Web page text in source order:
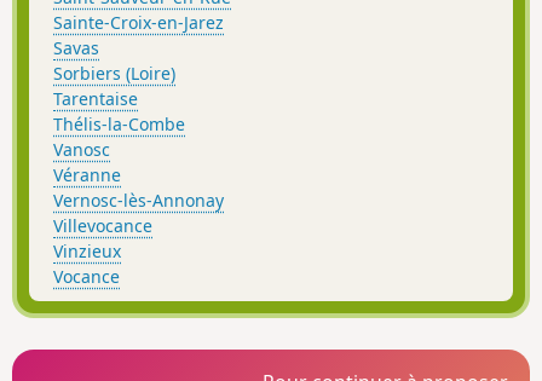
Sainte-Croix-en-Jarez
Savas
Sorbiers (Loire)
Tarentaise
Thélis-la-Combe
Vanosc
Véranne
Vernosc-lès-Annonay
Villevocance
Vinzieux
Vocance